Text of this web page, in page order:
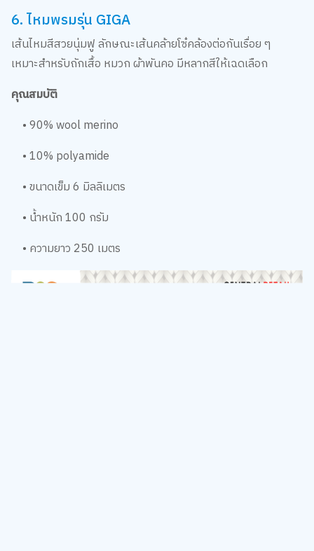
6. ไหมพรมรุ่น GIGA
เส้นไหมสีสวยนุ่มฟู ลักษณะเส้นคล้ายโซ๋คล้องต่อกันเรื่อย ๆ
เหมาะสำหรับถักเสื้อ หมวก ผ้าพันคอ มีหลากสีให้เฉดเลือก
คุณสมบัติ
• 90% wool merino
• 10% polyamide
• ขนาดเข็ม 6 มิลลิเมตร
• น้ำหนัก 100 กรัม
• ความยาว 250 เมตร